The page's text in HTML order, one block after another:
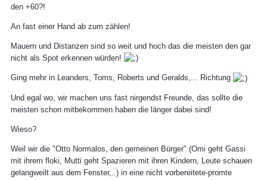
den +60?!
An fast einer Hand ab zum zählen!
Mauern und Distanzen sind so weit und hoch das die meisten den gar
nicht als Spot erkennen würden!
Ging mehr in Leanders, Toms, Roberts und Geralds,... Richtung
Und egal wo, wir machen uns fast nirgendst Freunde, das sollte die
meisten schon mitbekommen haben die länger dabei sind!
Wieso?
Weil wir die "Otto Normalos, den gemeinen Bürger" (Omi geht Gassi
mit ihrem floki, Mutti geht Spazieren mit ihren Kindern, Leute schauen
gelangweilt aus dem Fenster,..) in eine nicht vorbereitete-promte